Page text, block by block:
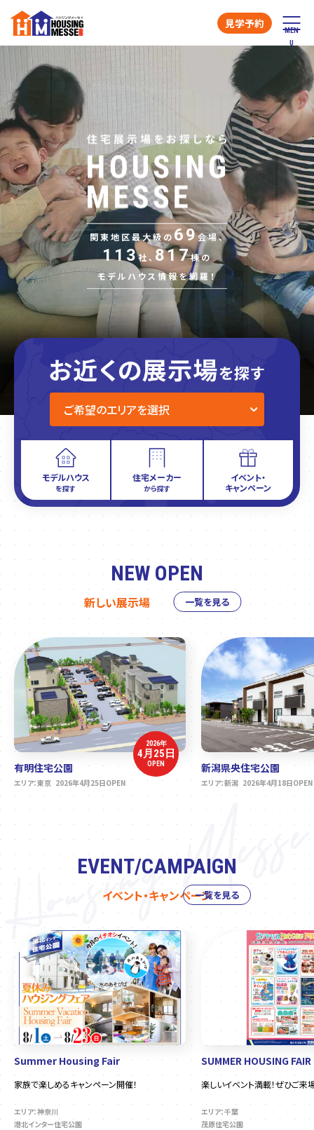
見学予約
関東地区最大級の 69会場、
113社、 817棟の
モデルハウス情報を網羅！
モデルハウス
を探す
住宅メーカー
から探す
イベント・
キャンペーン
NEW OPEN
新しい展示場 一覧を見る
2026年
4月25日
OPEN
有明住宅公園
エリア：東京 2026年4月25日OPEN
新潟県央住宅公園
エリア：新潟 2026年4月18日OPEN
EVENT/CAMPAIGN
イベント・キャンペーン
Summer Housing Fair
家族で楽しめるキャンペーン開催！
エリア：神奈川
港北インター住宅公園
SUMMER HOUSING FAIR
楽しいイベント満載！ぜひご来
エリア：千葉
茂原住宅公園
一覧を見る